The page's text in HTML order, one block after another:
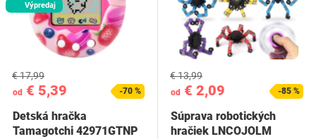
Výpredaj
od € 5,39
€ 17,99
-70 %
Detská hračka
Tamagotchi 42971GTNP
od € 2,09
€ 13,99
-85 %
Súprava robotických
hračiek LNCOJOLM